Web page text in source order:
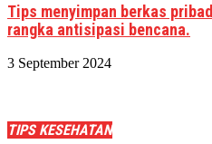
Tips menyimpan berkas
rangka antisipasi bencana.
3 September 2024
TIPS KESEHATAN